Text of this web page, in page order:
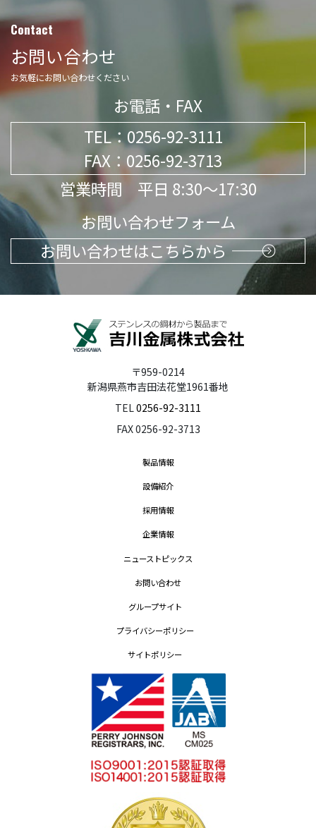
Contact
お問い合わせ
お気軽にお問い合わせください
お電話・FAX
TEL： 0256-92-3111
FAX：0256-92-3713
営業時間 平日 8:30～17:30
お問い合わせフォーム
お問い合わせはこちらから
〒959-0214
新潟県燕市吉田法花堂1961番地
TEL 0256-92-3111
FAX 0256-92-3713
製品情報
設備紹介
採用情報
企業情報
ニューストピックス
お問い合わせ
グループサイト
プライバシーポリシー
サイトポリシー